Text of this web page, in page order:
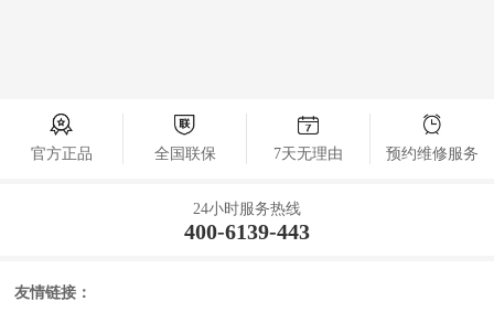
官方正品 全国联保 7天无理由 预约维修服务
24小时服务热线
400-6139-443
友情链接：